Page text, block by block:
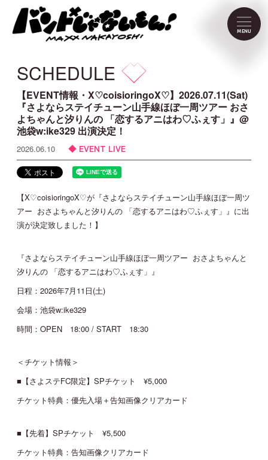
MENU
NEWS
PROFILE
VIDEO
DISCOGRAPHY
CONTACT
FC Menu
JOIN
MOVIE
GALLERY
TICKET
MAIL MAGAZINE
SCHEDULE
【EVENT情報・X♡coisioringoX♡】2026.07.11(Sat)
『さよならステイチューン山手線ほぼ一周ツアー おさ
よちゃんと汐りんの 「恋するアニはわ♡ふぇす」』@
池袋w:ike329 出演決定！
2026.06.10 EVENT LIVE
【X♡coisioringoX♡が『さよならステイチューン山手線ほぼ一周ツ
アー おさよちゃんと汐りんの 「恋するアニはわ♡ふぇす」』に出
演が決定致しました！】
『さよならステイチューン山手線ほぼ一周ツアー おさよちゃんと
汐りんの 「恋するアニはわ♡ふぇす」』
日程：2026年7月11日(土)
会場：池袋w:ike329
時間：OPEN 18:00 / START 18:30
＜チケット情報＞
■【さよステFC限定】SPチケット ¥5,000
チケット特典：優先入場＋告知画像クリアカード
■【先着】SPチケット ¥5,500
チケット特典：告知画像クリアカード